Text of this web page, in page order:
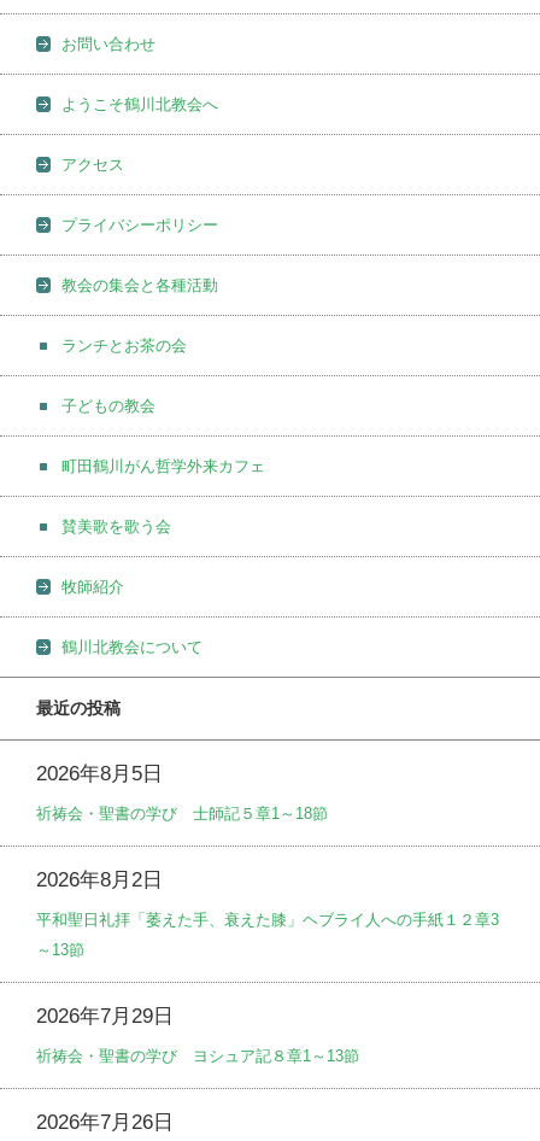
お問い合わせ
ようこそ鶴川北教会へ
アクセス
プライバシーポリシー
教会の集会と各種活動
ランチとお茶の会
子どもの教会
町田鶴川がん哲学外来カフェ
賛美歌を歌う会
牧師紹介
鶴川北教会について
最近の投稿
2026年8月5日
祈祷会・聖書の学び 士師記５章1～18節
2026年8月2日
平和聖日礼拝「萎えた手、衰えた膝」ヘブライ人への手紙１２章3
～13節
2026年7月29日
祈祷会・聖書の学び ヨシュア記８章1～13節
2026年7月26日